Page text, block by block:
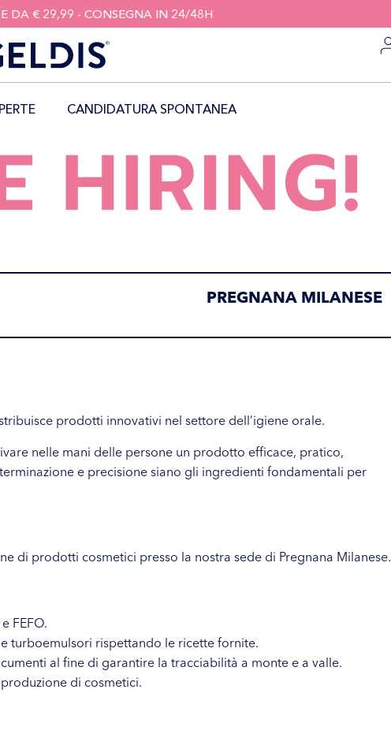
DA € 29,99 - CONSEGNA IN 24/48H
CANDIDATURA SPONTANEA
PREGNANA MILANESE
prodotti innovativi nel settore dell’igiene orale.
nelle mani delle persone un prodotto efficace, pratico,
e precisione siano gli ingredienti fondamentali per
di prodotti cosmetici presso la nostra sede di Pregnana Milanese.
FEFO.
turboemulsori rispettando le ricette fornite.
al fine di garantire la tracciabilità a monte e a valle.
di cosmetici.